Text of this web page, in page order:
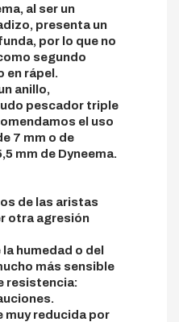
al ser un
presenta un
por lo que no
segundo
en rápel.
anillo,
pescador triple
el uso
7 mm o de
mm de Dyneema.
de las aristas
otra agresión
humedad o del
más sensible
resistencia:
muy reducida por